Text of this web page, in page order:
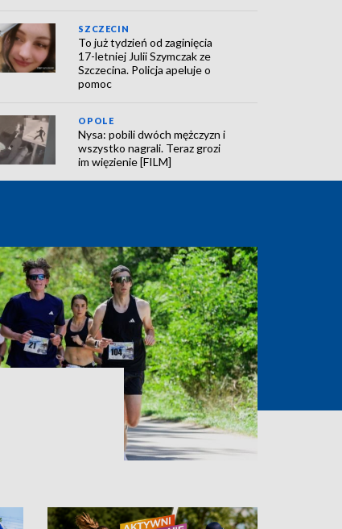
SZCZECIN
To już tydzień od zaginięcia
17-letniej Julii Szymczak ze
Szczecina. Policja apeluje o
pomoc
OPOLE
Nysa: pobili dwóch mężczyzn i
wszystko nagrali. Teraz grozi
im więzienie [FILM]